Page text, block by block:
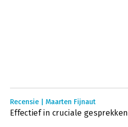
Recensie | Maarten Fijnaut
Effectief in cruciale gesprekken